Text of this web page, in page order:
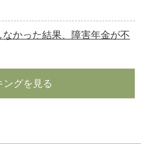
かった結果、障害年金が不
ングを見る